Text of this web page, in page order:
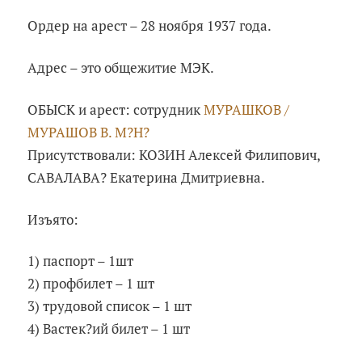
Ордер на арест – 28 ноября 1937 года.
Адрес – это общежитие МЭК.
ОБЫСК и арест: сотрудникМУРАШКОВ /
МУРАШОВ В. М?Н?
Присутствовали: КОЗИН Алексей Филипович,
САВАЛАВА? Екатерина Дмитриевна.
Изъято:
1) паспорт – 1шт
2) профбилет – 1 шт
3) трудовой список – 1 шт
4) Вастек?ий билет – 1 шт